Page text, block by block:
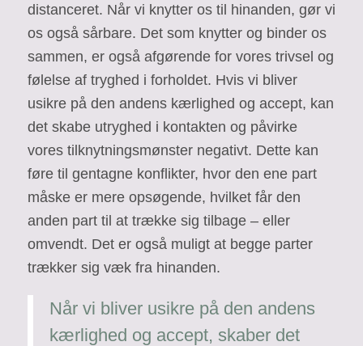
distanceret. Når vi knytter os til hinanden, gør vi
os også sårbare. Det som knytter og binder os
sammen, er også afgørende for vores trivsel og
følelse af tryghed i forholdet. Hvis vi bliver
usikre på den andens kærlighed og accept, kan
det skabe utryghed i kontakten og påvirke
vores tilknytningsmønster negativt. Dette kan
føre til gentagne konflikter, hvor den ene part
måske er mere opsøgende, hvilket får den
anden part til at trække sig tilbage – eller
omvendt. Det er også muligt at begge parter
trækker sig væk fra hinanden.
Når vi bliver usikre på den andens
kærlighed og accept, skaber det